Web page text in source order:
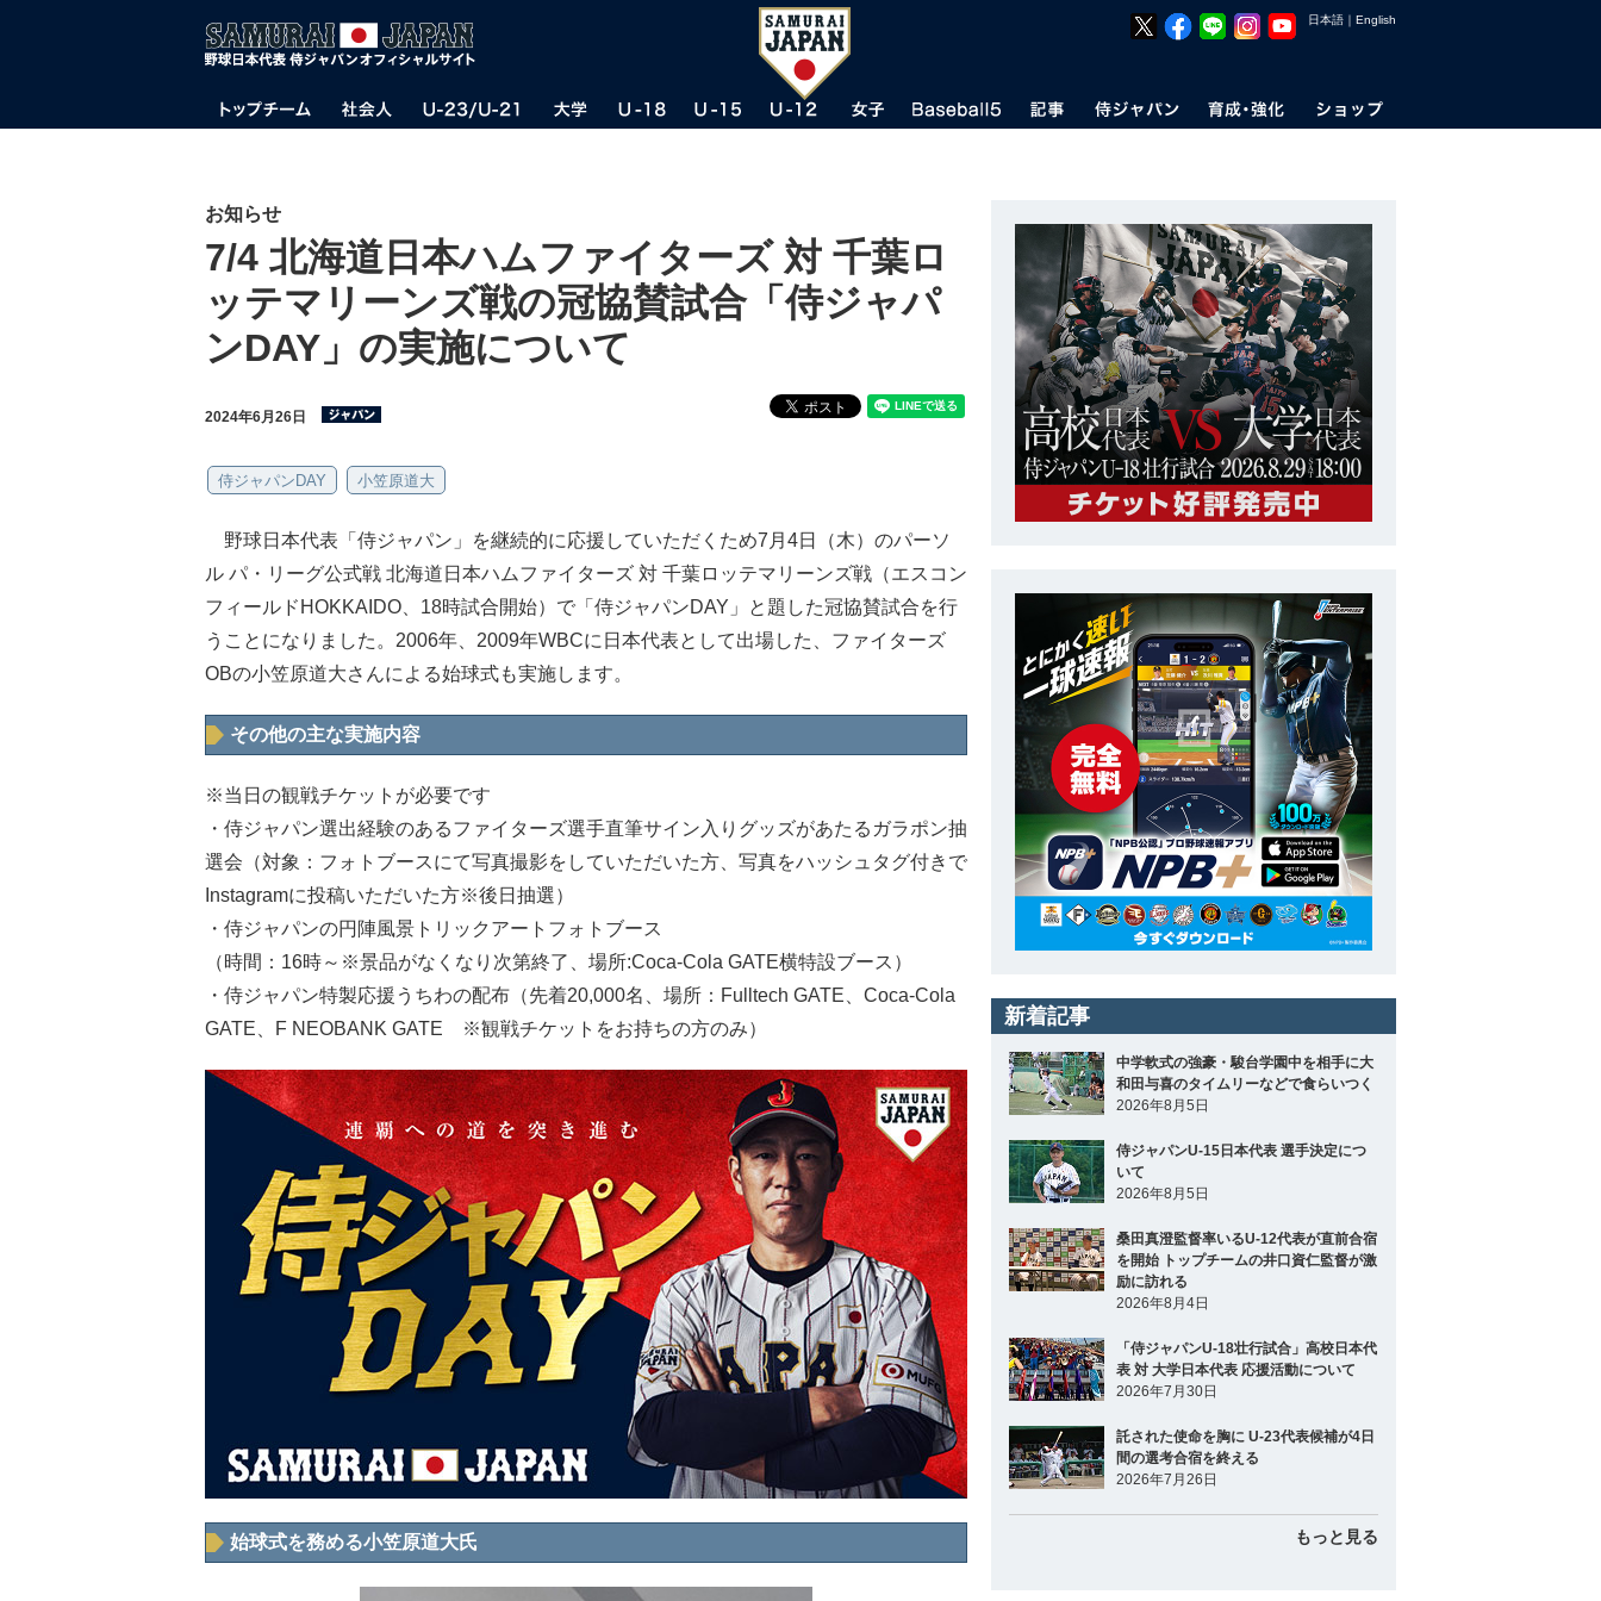
日本語 ｜ English
お知らせ
7/4 北海道日本ハムファイターズ 対 千葉ロ
ッテマリーンズ戦の冠協賛試合「侍ジャパ
ンDAY」の実施について
2024年6月26日
侍ジャパンDAY 小笠原道大
野球日本代表「侍ジャパン」を継続的に応援していただくため7月4日（木）のパーソ
ル パ・リーグ公式戦 北海道日本ハムファイターズ 対 千葉ロッテマリーンズ戦（エスコン
フィールドHOKKAIDO、18時試合開始）で「侍ジャパンDAY」と題した冠協賛試合を行
うことになりました。2006年、2009年WBCに日本代表として出場した、ファイターズ
OBの小笠原道大さんによる始球式も実施します。
その他の主な実施内容
※当日の観戦チケットが必要です
・侍ジャパン選出経験のあるファイターズ選手直筆サイン入りグッズがあたるガラポン抽
選会（対象：フォトブースにて写真撮影をしていただいた方、写真をハッシュタグ付きで
Instagramに投稿いただいた方※後日抽選）
・侍ジャパンの円陣風景トリックアートフォトブース
（時間：16時～※景品がなくなり次第終了、場所:Coca-Cola GATE横特設ブース）
・侍ジャパン特製応援うちわの配布（先着20,000名、場所：Fulltech GATE、Coca-Cola
GATE、F NEOBANK GATE ※観戦チケットをお持ちの方のみ）
始球式を務める小笠原道大氏
新着記事
中学軟式の強豪・駿台学園中を相手に大
和田与喜のタイムリーなどで食らいつく
2026年8月5日
侍ジャパンU-15日本代表 選手決定につ
いて
2026年8月5日
桑田真澄監督率いるU-12代表が直前合宿
を開始 トップチームの井口資仁監督が激
励に訪れる
2026年8月4日
「侍ジャパンU-18壮行試合」高校日本代
表 対 大学日本代表 応援活動について
2026年7月30日
託された使命を胸に U-23代表候補が4日
間の選考合宿を終える
2026年7月26日
もっと見る